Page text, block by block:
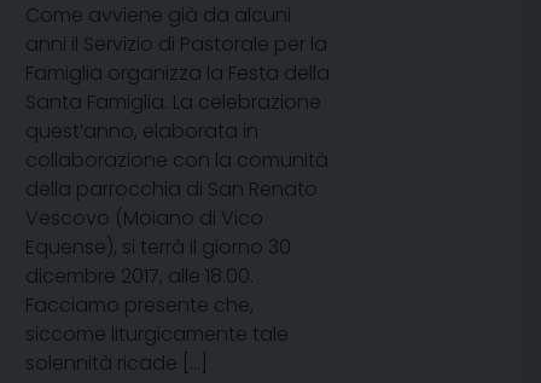
Come avviene già da alcuni
anni il Servizio di Pastorale per la
Famiglia organizza la Festa della
Santa Famiglia. La celebrazione
quest’anno, elaborata in
collaborazione con la comunità
della parrocchia di San Renato
Vescovo (Moiano di Vico
Equense), si terrà il giorno 30
dicembre 2017, alle 18.00.
Facciamo presente che,
siccome liturgicamente tale
solennità ricade […]